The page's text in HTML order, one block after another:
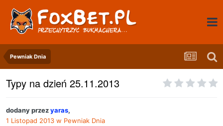
Pewniak Dnia
Typy na dzień 25.11.2013
dodany przezyaras,
1 Listopad 2013 w Pewniak Dnia